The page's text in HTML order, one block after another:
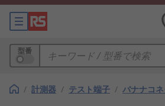
型番
/ 計測器 / テスト端子 / バナナコ